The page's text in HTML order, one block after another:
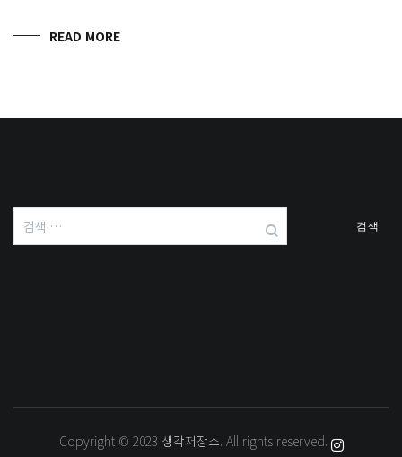
READ MORE
검
색:
Copyright © 2023 생각저장소. All rights reserved.